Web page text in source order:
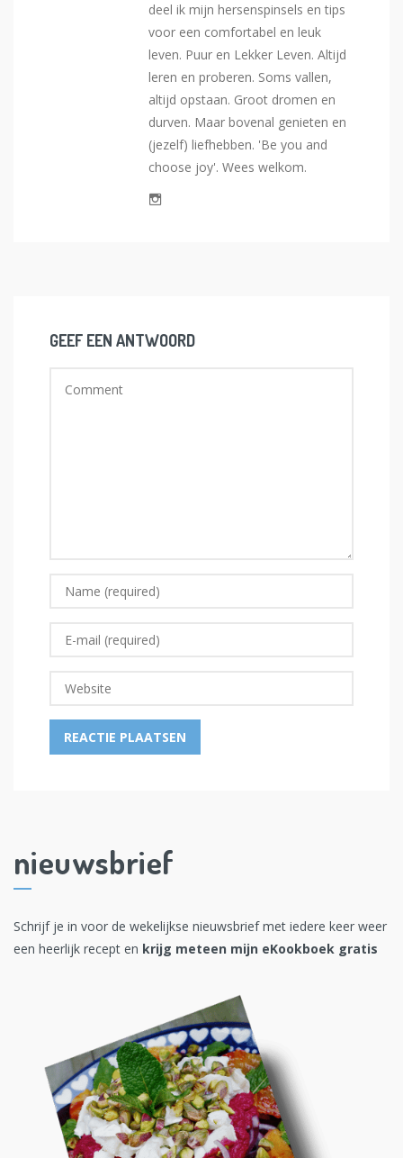
deel ik mijn hersenspinsels en tips
voor een comfortabel en leuk
leven. Puur en Lekker Leven. Altijd
leren en proberen. Soms vallen,
altijd opstaan. Groot dromen en
durven. Maar bovenal genieten en
(jezelf) liefhebben. 'Be you and
choose joy'. Wees welkom.
GEEF EEN ANTWOORD
nieuwsbrief
Schrijf je in voor de wekelijkse nieuwsbrief met iedere keer weer
een heerlijk recept en krijg meteen mijn eKookboek gratis